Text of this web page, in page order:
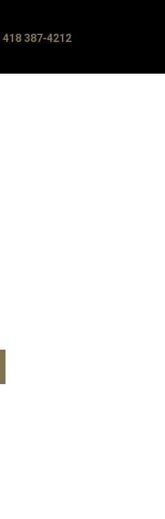
418 387-4212